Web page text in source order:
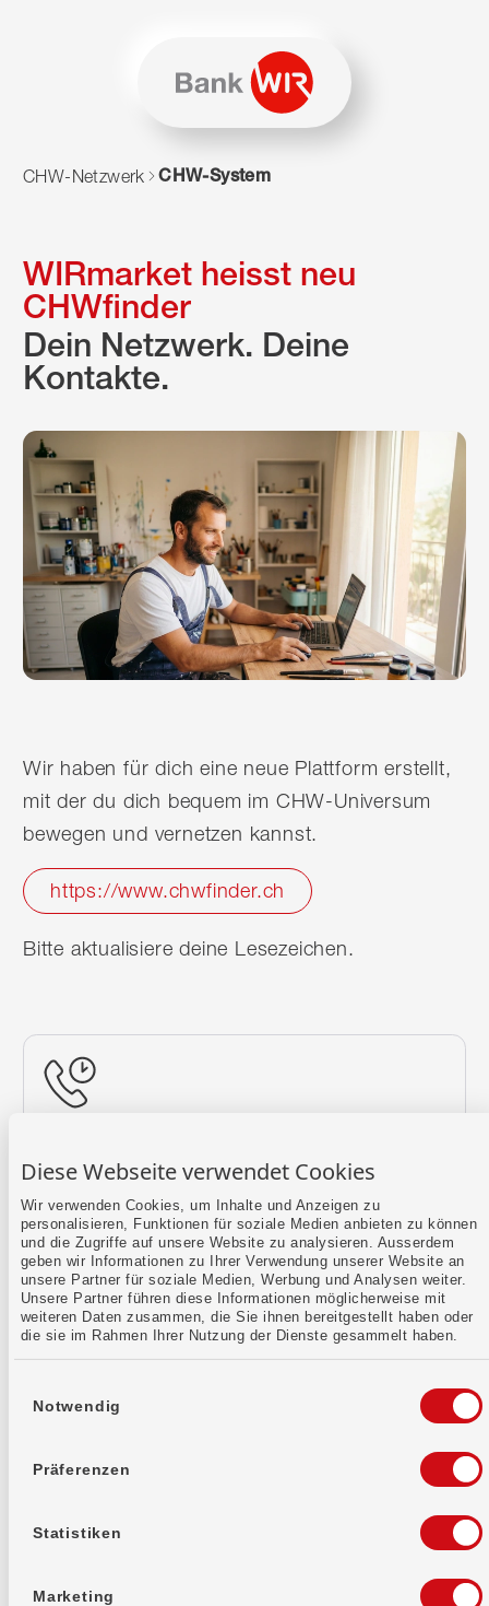
Diese Webseite verwendet Cookies
Wir verwenden Cookies, um Inhalte und Anzeigen zu
personalisieren, Funktionen für soziale Medien anbieten zu können
und die Zugriffe auf unsere Website zu analysieren. Ausserdem
geben wir Informationen zu Ihrer Verwendung unserer Website an
unsere Partner für soziale Medien, Werbung und Analysen weiter.
Unsere Partner führen diese Informationen möglicherweise mit
weiteren Daten zusammen, die Sie ihnen bereitgestellt haben oder
die sie im Rahmen Ihrer Nutzung der Dienste gesammelt haben.
Notwendig
Präferenzen
Statistiken
Marketing
Zum Navigieren dieser Seite wird JavaScript benötigt.
CHW-Netzwerk CHW-System
WIRmarket heisst neu
CHWfinder
Dein Netzwerk. Deine
Kontakte.
Wir haben für dich eine neue Plattform erstellt,
mit der du dich bequem im CHW-Universum
bewegen und vernetzen kannst.
https://www.chwfinder.ch
Bitte aktualisiere deine Lesezeichen.
Mehr erfahren
Kontaktformular